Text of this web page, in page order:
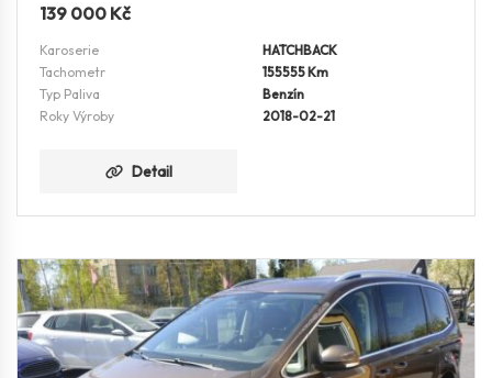
139 000 Kč
Karoserie
HATCHBACK
Tachometr
155555 Km
Typ Paliva
Benzín
Roky Výroby
2018-02-21
Detail